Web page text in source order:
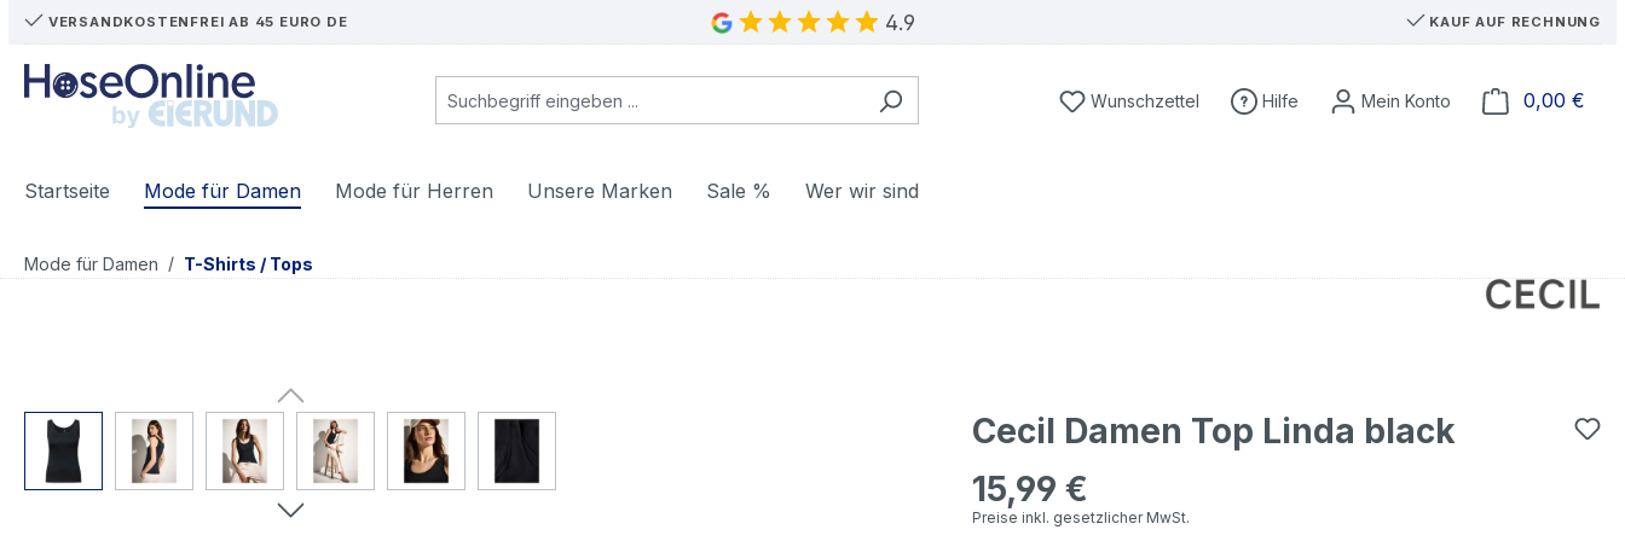
Hauptinhalt springen
Zur Suche springen
Zur Hauptnavigation springen
VERSANDKOSTENFREI AB 45 EURO DE 4.9 KAUF AUF RECHNUNG
Du hast 0 Produkte auf dem Merkzettel
Wunschzettel Hilfe 0,00 €
Startseite Mode für Damen Mode für Herren Unsere Marken Sale % Wer wir sind
Mode für Damen / T-Shirts / Tops
Bildergalerie überspringen Cecil Damen Top Linda black
Regulärer Preis:
15,99 €
Preise inkl. gesetzlicher MwSt.